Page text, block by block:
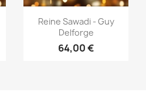
Aperçu rapide
Reine Sawadi - Guy
Delforge
64,00 €